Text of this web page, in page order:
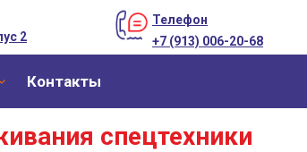
2
Телефон
+7 (913) 006-20-68
Контакты
спецтехники